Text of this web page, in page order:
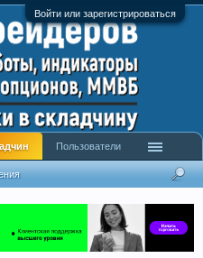
Войти или зарегистрироваться
Пользователи